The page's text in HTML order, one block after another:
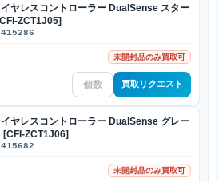
ヤレスコントローラー DualSense スター
ZCT1J05]
未開封品のみ買取可
買取リクエスト
ヤレスコントローラー DualSense グレー
[CFI-ZCT1J06]
未開封品のみ買取可